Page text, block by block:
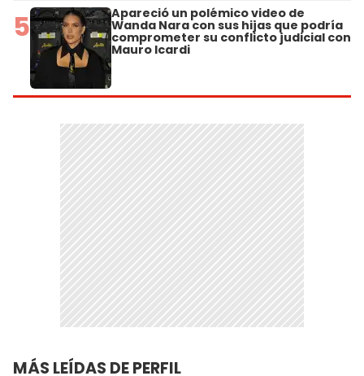
5 Apareció un polémico video de
Wanda Nara con sus hijas que podría
comprometer su conflicto judicial con
Mauro Icardi
MÁS LEÍDAS DE PERFIL